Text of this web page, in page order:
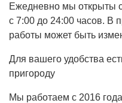
Ежедневно мы открыты
с 7:00 до 24:00 часов. В
работы может быть
Для вашего удобства
пригороду
Мы работаем с 2016